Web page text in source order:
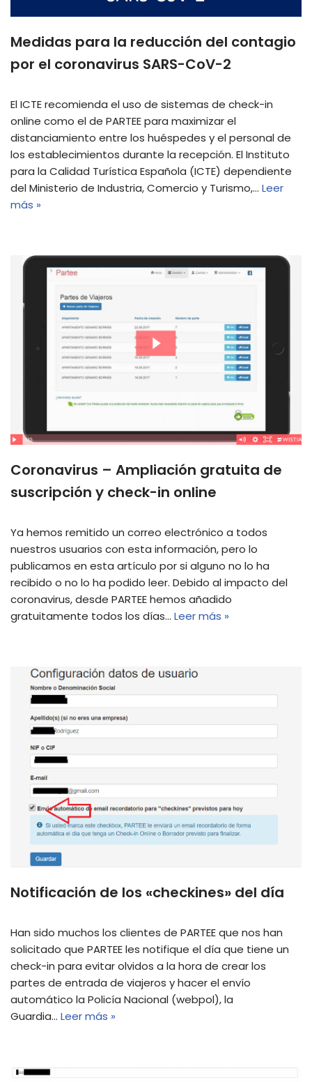
Medidas para la reducción del contagio
por el coronavirus SARS-CoV-2
El ICTE recomienda el uso de sistemas de check-in
online como el de PARTEE para maximizar el
distanciamiento entre los huéspedes y el personal de
los establecimientos durante la recepción. El Instituto
para la Calidad Turística Española (ICTE) dependiente
del Ministerio de Industria, Comercio y Turismo,… Leer
más »
Coronavirus – Ampliación gratuita de
suscripción y check-in online
Ya hemos remitido un correo electrónico a todos
nuestros usuarios con esta información, pero lo
publicamos en esta artículo por si alguno no lo ha
recibido o no lo ha podido leer. Debido al impacto del
coronavirus, desde PARTEE hemos añadido
gratuitamente todos los días… Leer más »
Notificación de los «checkines» del día
Han sido muchos los clientes de PARTEE que nos han
solicitado que PARTEE les notifique el día que tiene un
check-in para evitar olvidos a la hora de crear los
partes de entrada de viajeros y hacer el envío
automático la Policía Nacional (webpol), la
Guardia… Leer más »